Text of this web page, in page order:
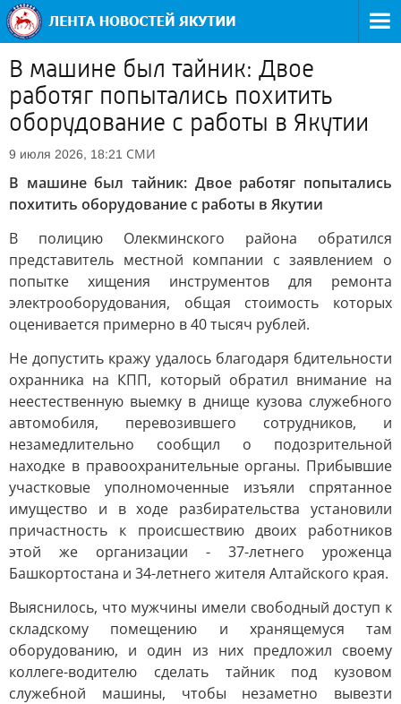
В машине был тайник: Двое
работяг попытались похитить
оборудование с работы в Якутии
9 июля 2026, 18:21 СМИ
В машине был тайник: Двое работяг попытались
похитить оборудование с работы в Якутии
В полицию Олекминского района обратился
представитель местной компании с заявлением о
попытке хищения инструментов для ремонта
электрооборудования, общая стоимость которых
оценивается примерно в 40 тысяч рублей.
Не допустить кражу удалось благодаря бдительности
охранника на КПП, который обратил внимание на
неестественную выемку в днище кузова служебного
автомобиля, перевозившего сотрудников, и
незамедлительно сообщил о подозрительной
находке в правоохранительные органы. Прибывшие
участковые уполномоченные изъяли спрятанное
имущество и в ходе разбирательства установили
причастность к происшествию двоих работников
этой же организации - 37-летнего уроженца
Башкортостана и 34-летнего жителя Алтайского края.
Выяснилось, что мужчины имели свободный доступ к
складскому помещению и хранящемуся там
оборудованию, и один из них предложил своему
коллеге-водителю сделать тайник под кузовом
служебной машины, чтобы незаметно вывезти